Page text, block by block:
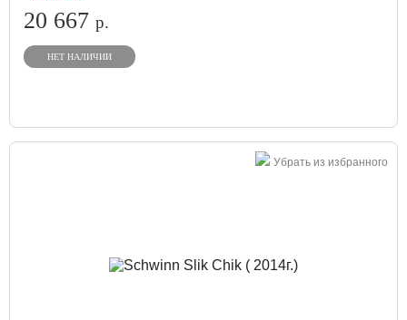
20 667 р.
НЕТ НАЛИЧИИ
Убрать из избранного